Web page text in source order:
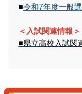
■令和7年度一般
＜入試関連情報＞
■県立高校入試関